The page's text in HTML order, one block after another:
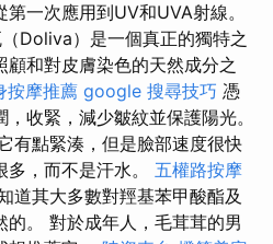
一次應用到UV和UVA射線。
Doliva）是一個真正的獨特之
和對皮膚染色的天然成分之
按摩推薦 google 搜尋技巧 憑
收緊，減少皺紋並保護陽光。
有點緊湊，但是臉部速度很快
，而不是汗水。 五權路按摩
道其大多數對羥基苯甲酸酯及
。 對於成年人，毛茸茸的男